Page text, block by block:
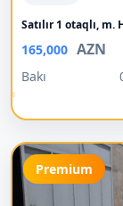
Satılır 1 otaqlı, m.
165,000 AZN
Bakı
Premium